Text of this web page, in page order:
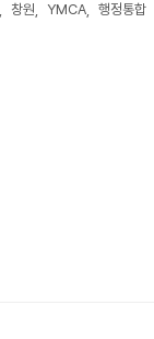
창원 YMCA 행정통합